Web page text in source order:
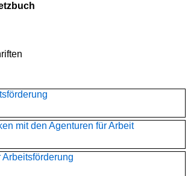
mit den Agenturen für Arbeit